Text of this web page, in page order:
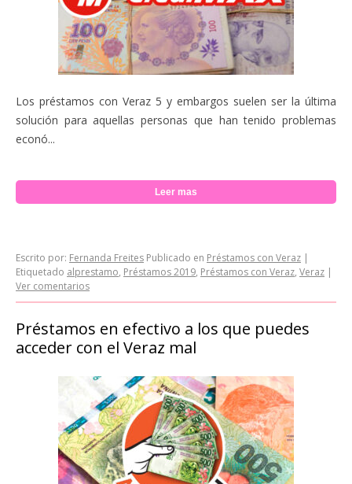
Los préstamos con Veraz 5 y embargos suelen ser la última
solución para aquellas personas que han tenido problemas
econó...
Leer mas
Escrito por: Fernanda Freites Publicado en Préstamos con Veraz |
Etiquetado alprestamo, Préstamos 2019, Préstamos con Veraz, Veraz |
Ver comentarios
Préstamos en efectivo a los que puedes
acceder con el Veraz mal